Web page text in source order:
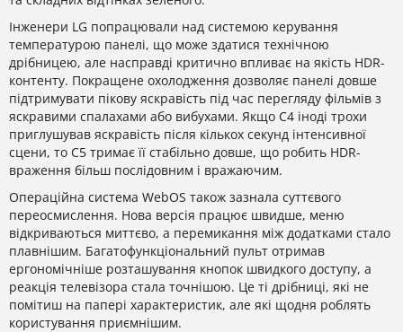
Інженери LG попрацювали над системою керування
температурою панелі, що може здатися технічною
дрібницею, але насправді критично впливає на якість HDR-
контенту. Покращене охолодження дозволяє панелі довше
підтримувати пікову яскравість під час перегляду фільмів з
яскравими спалахами або вибухами. Якщо C4 іноді трохи
приглушував яскравість після кількох секунд інтенсивної
сцени, то C5 тримає її стабільно довше, що робить HDR-
враження більш послідовним і вражаючим.
Операційна система WebOS також зазнала суттєвого
переосмислення. Нова версія працює швидше, меню
відкриваються миттєво, а перемикання між додатками стало
плавнішим. Багатофункціональний пульт отримав
ергономічніше розташування кнопок швидкого доступу, а
реакція телевізора стала точнішою. Це ті дрібниці, які не
помітиш на папері характеристик, але які щодня роблять
користування приємнішим.